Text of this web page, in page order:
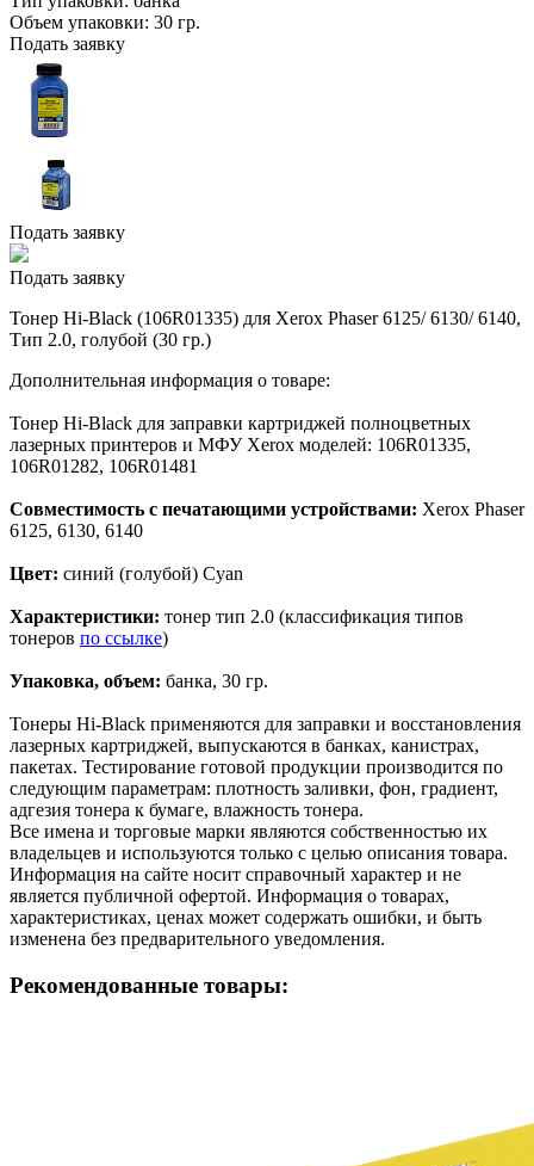
Объем упаковки: 30 гр.
Подать заявку
Подать заявку
Подать заявку
Тонер Hi-Black (106R01335) для Xerox Phaser 6125/ 6130/ 6140,
Тип 2.0, голубой (30 гр.)
Дополнительная информация о товаре:
Тонер Hi-Black для заправки картриджей полноцветных
лазерных принтеров и МФУ Xerox моделей: 106R01335,
106R01282, 106R01481
Совместимость с печатающими устройствами: Xerox Phaser
6125, 6130, 6140
Цвет: синий (голубой) Cyan
Характеристики: тонер тип 2.0 (классификация типов
тонеров по ссылке)
Упаковка, объем: банка, 30 гр.
Тонеры Hi-Black применяются для заправки и восстановления
лазерных картриджей, выпускаются в банках, канистрах,
пакетах. Тестирование готовой продукции производится по
следующим параметрам: плотность заливки, фон, градиент,
адгезия тонера к бумаге, влажность тонера.
Все имена и торговые марки являются собственностью их
владельцев и используются только с целью описания товара.
Информация на сайте носит справочный характер и не
является публичной офертой. Информация о товарах,
характеристиках, ценах может содержать ошибки, и быть
изменена без предварительного уведомления.
Рекомендованные товары: